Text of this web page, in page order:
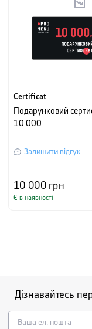
Certificat
Подарунковий
10 000
Залишити відгук
10 000грн
Є в наявності
Дізнавайтесь